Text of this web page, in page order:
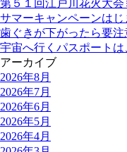
第５１回江戸川花火大会
サマーキャンペーンはじ
歯ぐきが下がったら要
宇宙へ行くパスポートは
アーカイブ
2026年8月
2026年7月
2026年6月
2026年5月
2026年4月